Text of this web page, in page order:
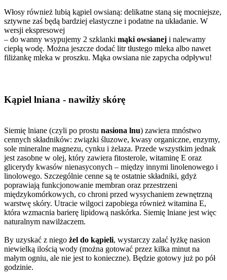
Włosy również lubią kąpiel owsianą: delikatne staną się mocniejsze,
sztywne zaś będą bardziej elastyczne i podatne na układanie. W
wersji ekspresowej
– do wanny wsypujemy 2 szklanki mąki owsianej i nalewamy
ciepłą wodę. Można jeszcze dodać litr tłustego mleka albo nawet
filiżankę mleka w proszku. Mąka owsiana nie zapycha odpływu!
Kąpiel lniana - nawilży skórę
Siemię lniane (czyli po prostu nasiona lnu) zawiera mnóstwo
cennych składników: związki śluzowe, kwasy organiczne, enzymy,
sole mineralne magnezu, cynku i żelaza. Przede wszystkim jednak
jest zasobne w olej, który zawiera fitosterole, witaminę E oraz
glicerydy kwasów nienasyconych – między innymi linolenowego i
linolowego. Szczególnie cenne są te ostatnie składniki, gdyż
poprawiają funkcjonowanie membran oraz przestrzeni
międzykomórkowych, co chroni przed wysychaniem zewnętrzną
warstwę skóry. Utracie wilgoci zapobiega również witamina E,
która wzmacnia barierę lipidową naskórka. Siemię lniane jest więc
naturalnym nawilżaczem.
By uzyskać z niego żel do kąpieli, wystarczy zalać łyżkę nasion
niewielką ilością wody (można gotować przez kilka minut na
małym ogniu, ale nie jest to konieczne). Będzie gotowy już po pół
godzinie.